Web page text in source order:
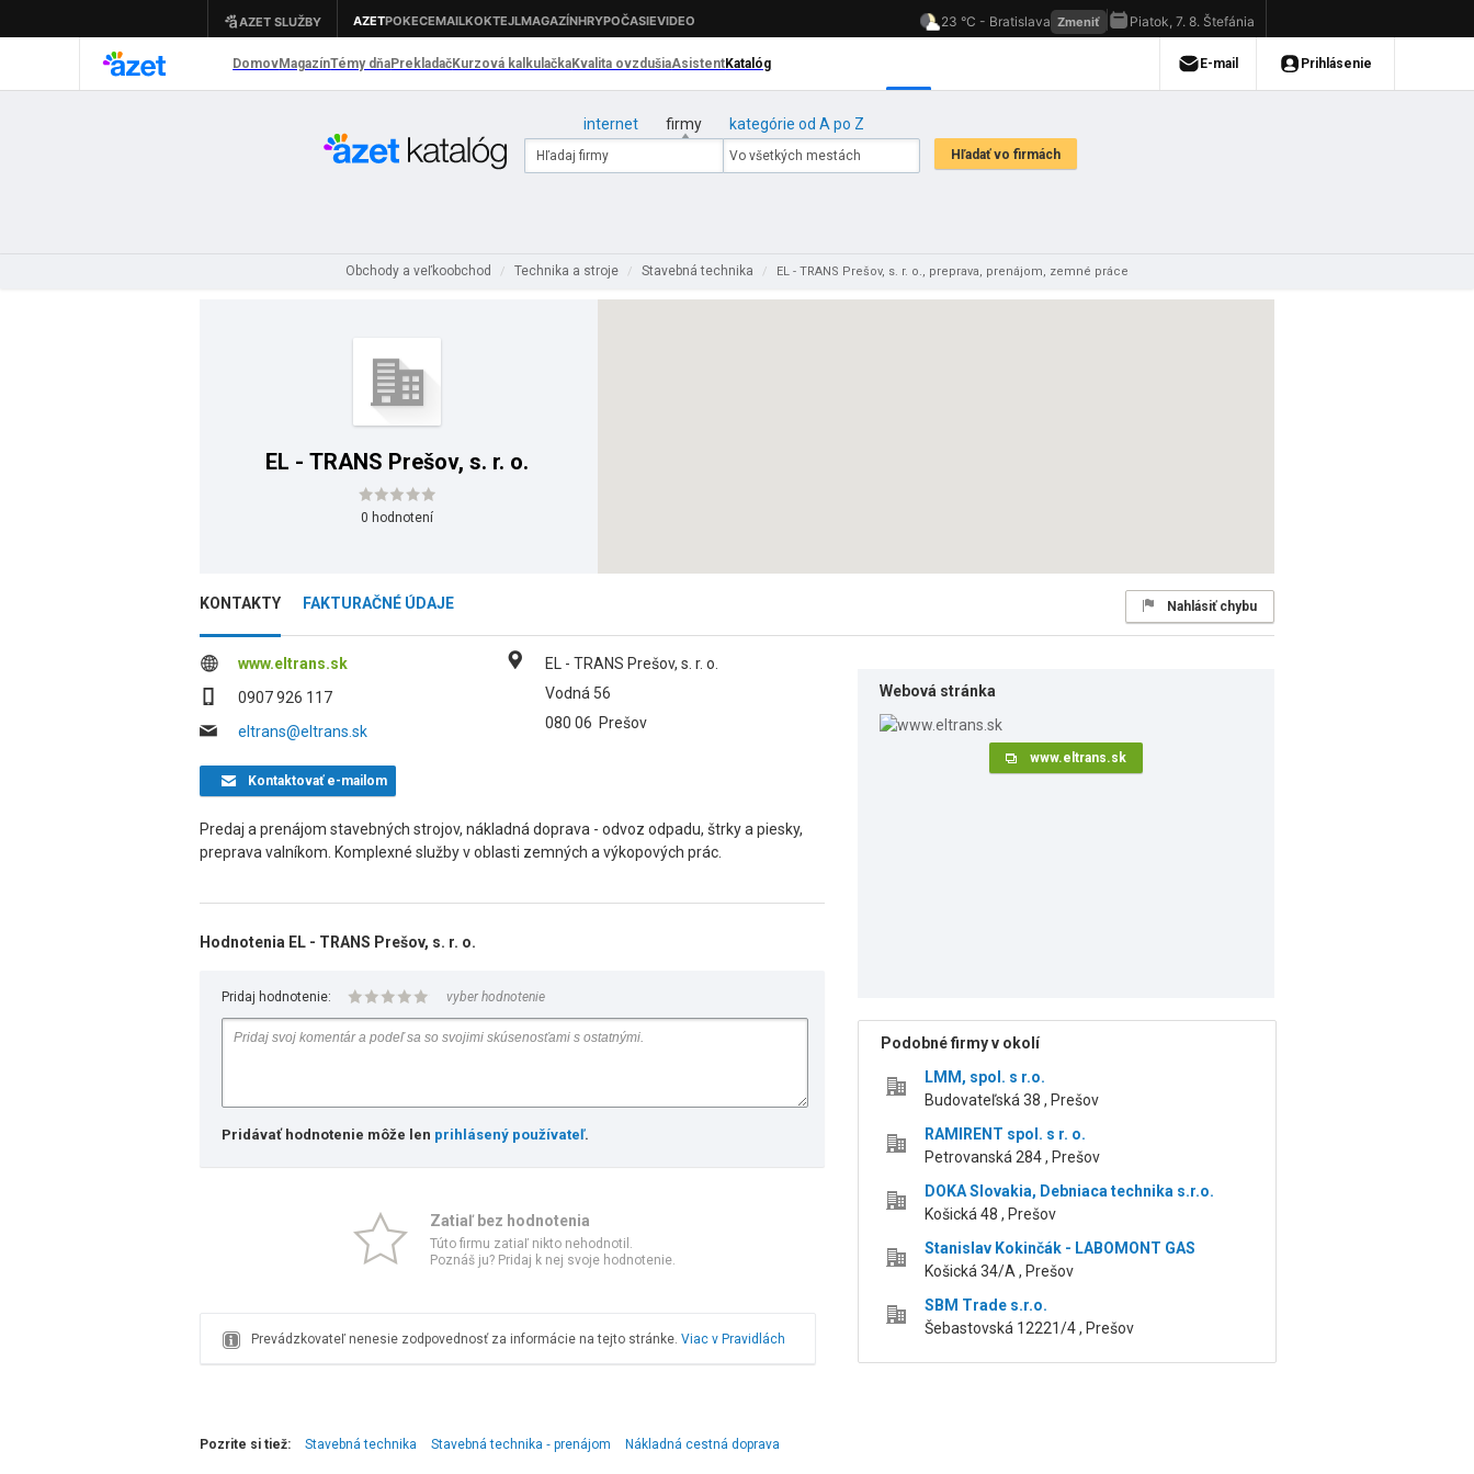
internet firmy kategórie od A po Z
Obchody a veľkoobchod / Technika a stroje / Stavebná technika / EL - TRANS Prešov, s. r. o., preprava, prenájom, zemné práce
EL - TRANS Prešov, s. r. o.
0 hodnotení
KONTAKTY FAKTURAČNÉ ÚDAJE Nahlásiť chybu
www.eltrans.sk
0907 926 117
eltrans@eltrans.sk
EL - TRANS Prešov, s. r. o.
Vodná 56
080 06 Prešov
Kontaktovaťe-mailom
Predaj a prenájom stavebných strojov, nákladná doprava - odvoz odpadu, štrky a piesky,
preprava valníkom. Komplexné služby v oblasti zemných a výkopových prác.
Hodnotenia EL - TRANS Prešov, s. r. o.
Pridaj hodnotenie: vyber hodnotenie
Pridávať hodnotenie môže len prihlásený používateľ.
Zatiaľ bez hodnotenia
Túto firmu zatiaľ nikto nehodnotil.
Poznáš ju? Pridaj k nej svoje hodnotenie.
Prevádzkovateľ nenesie zodpovednosť za informácie na tejto stránke. Viac v Pravidlách
Webová stránka
www.eltrans.sk
Podobné firmy v okolí
LMM, spol. s r.o.
Budovateľská 38 , Prešov
RAMIRENT spol. s r. o.
Petrovanská 284 , Prešov
DOKA Slovakia, Debniaca technika s.r.o.
Košická 48 , Prešov
Stanislav Kokinčák - LABOMONT GAS
Košická 34/A , Prešov
SBM Trade s.r.o.
Šebastovská 12221/4 , Prešov
Pozrite si tiež: Stavebná technika Stavebná technika ‑ prenájom Nákladná cestná doprava